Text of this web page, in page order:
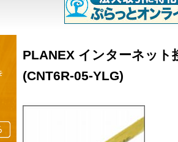
PLANEX インターネット
(CNT6R-05-YLG)